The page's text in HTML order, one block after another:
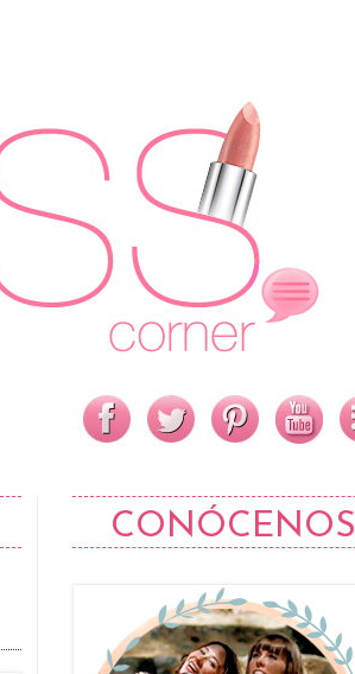
CONÓCENOS